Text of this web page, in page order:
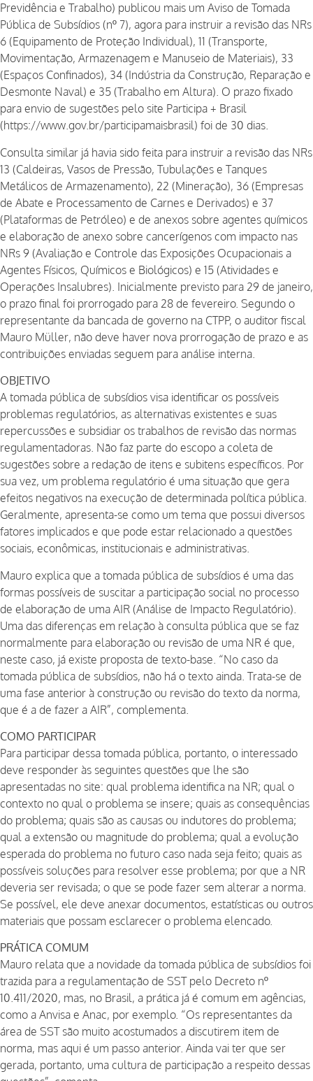
Previdência e Trabalho) publicou mais um Aviso de Tomada
Pública de Subsídios (nº 7), agora para instruir a revisão das NRs
6 (Equipamento de Proteção Individual), 11 (Transporte,
Movimentação, Armazenagem e Manuseio de Materiais), 33
(Espaços Confinados), 34 (Indústria da Construção, Reparação e
Desmonte Naval) e 35 (Trabalho em Altura). O prazo fixado
para envio de sugestões pelo site Participa + Brasil
(https://www.gov.br/participamaisbrasil) foi de 30 dias.
Consulta similar já havia sido feita para instruir a revisão das NRs
13 (Caldeiras, Vasos de Pressão, Tubulações e Tanques
Metálicos de Armazenamento), 22 (Mineração), 36 (Empresas
de Abate e Processamento de Carnes e Derivados) e 37
(Plataformas de Petróleo) e de anexos sobre agentes químicos
e elaboração de anexo sobre cancerígenos com impacto nas
NRs 9 (Avaliação e Controle das Exposições Ocupacionais a
Agentes Físicos, Químicos e Biológicos) e 15 (Atividades e
Operações Insalubres). Inicialmente previsto para 29 de janeiro,
o prazo final foi prorrogado para 28 de fevereiro. Segundo o
representante da bancada de governo na CTPP, o auditor fiscal
Mauro Müller, não deve haver nova prorrogação de prazo e as
contribuições enviadas seguem para análise interna.
OBJETIVO
A tomada pública de subsídios visa identificar os possíveis
problemas regulatórios, as alternativas existentes e suas
repercussões e subsidiar os trabalhos de revisão das normas
regulamentadoras. Não faz parte do escopo a coleta de
sugestões sobre a redação de itens e subitens específicos. Por
sua vez, um problema regulatório é uma situação que gera
efeitos negativos na execução de determinada política pública.
Geralmente, apresenta-se como um tema que possui diversos
fatores implicados e que pode estar relacionado a questões
sociais, econômicas, institucionais e administrativas.
Mauro explica que a tomada pública de subsídios é uma das
formas possíveis de suscitar a participação social no processo
de elaboração de uma AIR (Análise de Impacto Regulatório).
Uma das diferenças em relação à consulta pública que se faz
normalmente para elaboração ou revisão de uma NR é que,
neste caso, já existe proposta de texto-base. “No caso da
tomada pública de subsídios, não há o texto ainda. Trata-se de
uma fase anterior à construção ou revisão do texto da norma,
que é a de fazer a AIR”, complementa.
COMO PARTICIPAR
Para participar dessa tomada pública, portanto, o interessado
deve responder às seguintes questões que lhe são
apresentadas no site: qual problema identifica na NR; qual o
contexto no qual o problema se insere; quais as consequências
do problema; quais são as causas ou indutores do problema;
qual a extensão ou magnitude do problema; qual a evolução
esperada do problema no futuro caso nada seja feito; quais as
possíveis soluções para resolver esse problema; por que a NR
deveria ser revisada; o que se pode fazer sem alterar a norma.
Se possível, ele deve anexar documentos, estatísticas ou outros
materiais que possam esclarecer o problema elencado.
PRÁTICA COMUM
Mauro relata que a novidade da tomada pública de subsídios foi
trazida para a regulamentação de SST pelo Decreto nº
10.411/2020, mas, no Brasil, a prática já é comum em agências,
como a Anvisa e Anac, por exemplo. “Os representantes da
área de SST são muito acostumados a discutirem item de
norma, mas aqui é um passo anterior. Ainda vai ter que ser
gerada, portanto, uma cultura de participação a respeito dessas